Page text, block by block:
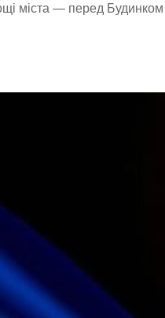
міста — перед Будинком